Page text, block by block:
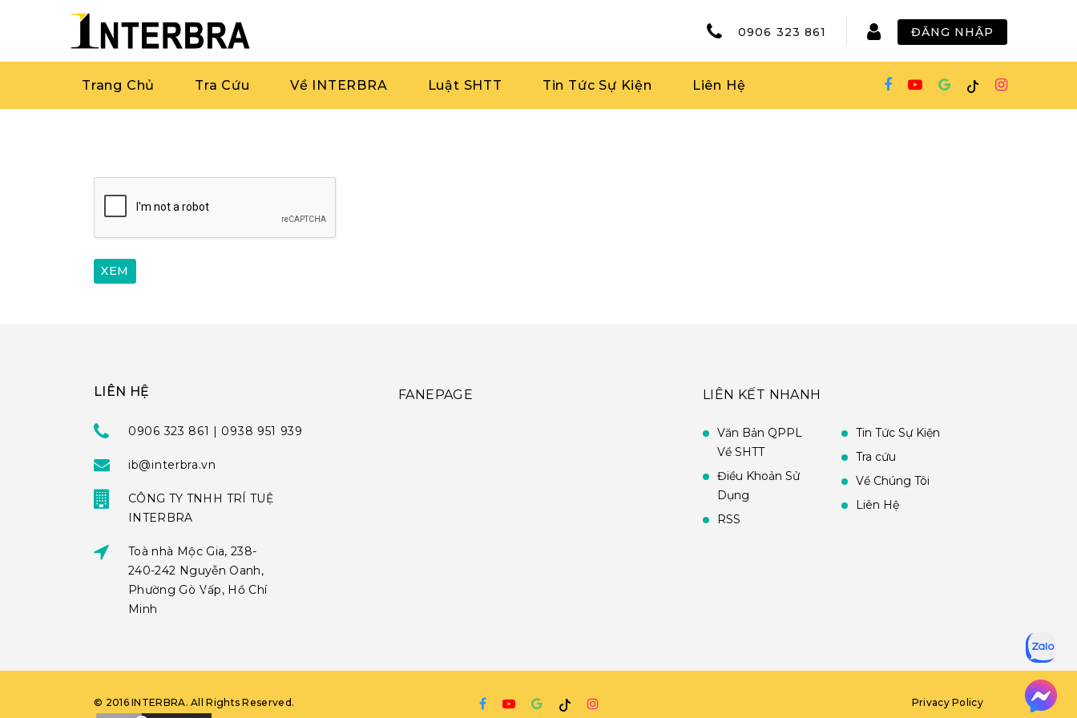
0906 323 861 ĐĂNG NHẬP
Trang Chủ Tra Cứu Về INTERBRA Luật SHTT Tin Tức Sự Kiện Liên Hệ
LIÊN HỆ
0906 323 861 | 0938 951 939
ib@interbra.vn
CÔNG TY TNHH TRÍ TUỆ
INTERBRA
Toà nhà Mộc Gia, 238-
240-242 Nguyễn Oanh,
Phường Gò Vấp, Hồ Chí
Minh
FANEPAGE LIÊN KẾT NHANH
Văn Bản QPPL
Về SHTT
Điều Khoản Sử
Dụng
RSS
Tin Tức Sự Kiện
Tra cứu
Về Chúng Tôi
Liên Hệ
© 2016 INTERBRA. All Rights Reserved. Privacy Policy